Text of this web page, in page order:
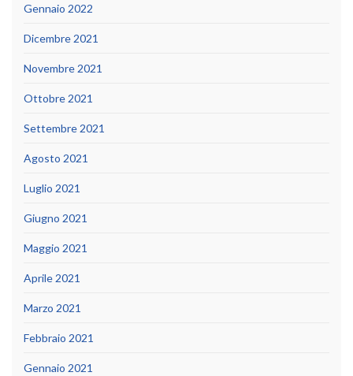
Gennaio 2022
Dicembre 2021
Novembre 2021
Ottobre 2021
Settembre 2021
Agosto 2021
Luglio 2021
Giugno 2021
Maggio 2021
Aprile 2021
Marzo 2021
Febbraio 2021
Gennaio 2021